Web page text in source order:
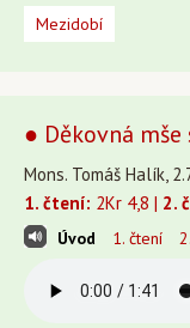
Mezidobí
● Děkovná
Mons. Tomáš Halík,
1. čtení: 2Kr 4,8 | 2.
Úvod 1. čtení